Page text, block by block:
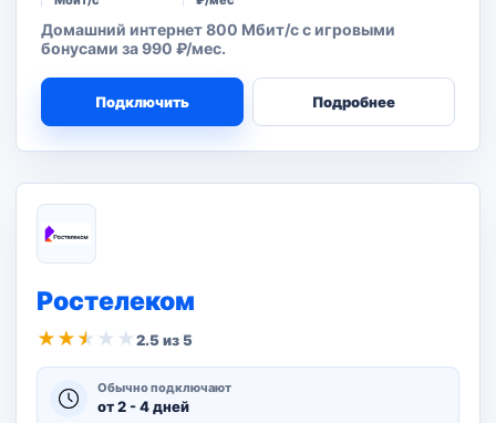
Домашний интернет 800 Мбит/с с игровыми
бонусами за 990 ₽/мес.
Подключить Подробнее
Ростелеком
★ ★ ★ ★ ★2.5 из 5
Обычно подключают
от 2 - 4 дней